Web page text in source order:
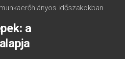
időszakokban.
a